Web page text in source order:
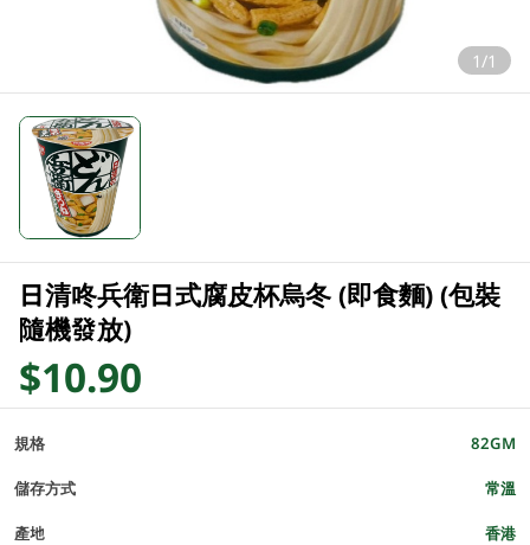
1/1
日清咚兵衛日式腐皮杯烏冬 (即食麵) (包裝
隨機發放)
$10.90
規格 82GM
儲存方式 常溫
產地 香港